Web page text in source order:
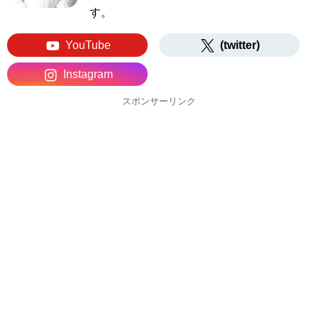
す。
YouTube (twitter)
Instagram
スポンサーリンク